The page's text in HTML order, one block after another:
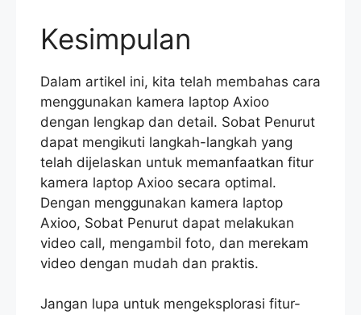
Kesimpulan
Dalam artikel ini, kita telah membahas cara
menggunakan kamera laptop Axioo
dengan lengkap dan detail. Sobat Penurut
dapat mengikuti langkah-langkah yang
telah dijelaskan untuk memanfaatkan fitur
kamera laptop Axioo secara optimal.
Dengan menggunakan kamera laptop
Axioo, Sobat Penurut dapat melakukan
video call, mengambil foto, dan merekam
video dengan mudah dan praktis.
Jangan lupa untuk mengeksplorasi fitur-